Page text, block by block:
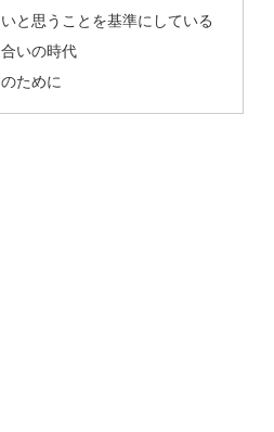
と思うことを基準にしている
いの時代
ために